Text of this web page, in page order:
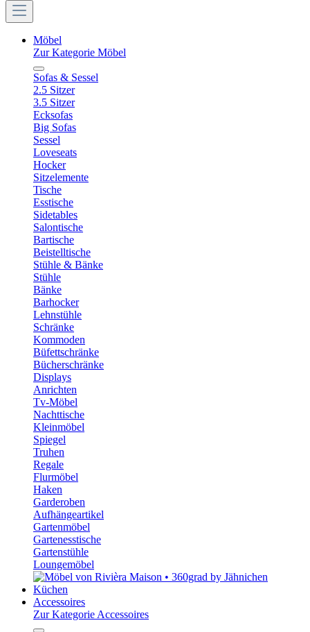
Möbel
Zur Kategorie Möbel
Sofas & Sessel
2.5 Sitzer
3.5 Sitzer
Ecksofas
Big Sofas
Sessel
Loveseats
Hocker
Sitzelemente
Tische
Esstische
Sidetables
Salontische
Bartische
Beistelltische
Stühle & Bänke
Stühle
Bänke
Barhocker
Lehnstühle
Schränke
Kommoden
Büfettschränke
Bücherschränke
Displays
Anrichten
Tv-Möbel
Nachttische
Kleinmöbel
Spiegel
Truhen
Regale
Flurmöbel
Haken
Garderoben
Aufhängeartikel
Gartenmöbel
Gartenesstische
Gartenstühle
Loungemöbel
Küchen
Accessoires
Zur Kategorie Accessoires